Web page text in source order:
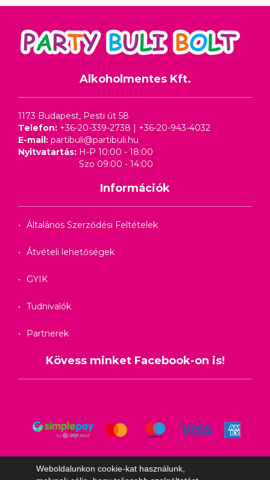
Alkoholmentes Kft.
1173 Budapest, Pesti út 58
Telefon: +36-20-339-2738 | +36-20-943-4032
E-mail: partibuli@partibuli.hu
Nyitvatartás: H-P 10:00 - 18:00
Szo 09:00 - 14:00
Információk
Általános Szerződési Feltételek
Átvételi lehetőségek
GYIK
Tudnivalók
Partnerek
Kövess minket Facebook-on is!
Weboldalunkon cookie-kat használunk,